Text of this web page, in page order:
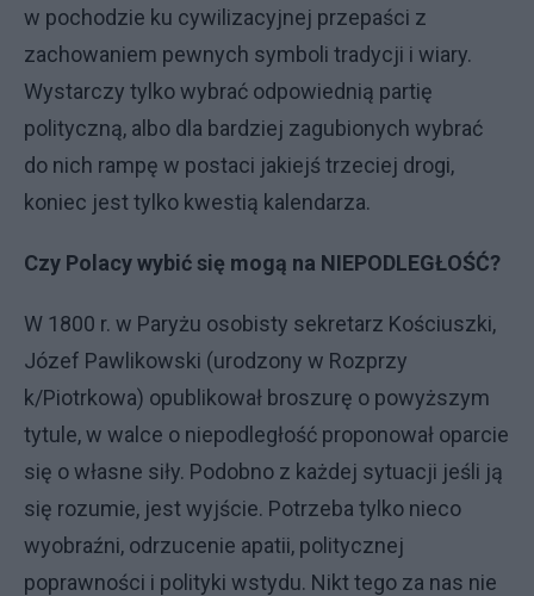
w pochodzie ku cywilizacyjnej przepaści z
zachowaniem pewnych symboli tradycji i wiary.
Wystarczy tylko wybrać odpowiednią partię
polityczną, albo dla bardziej zagubionych wybrać
do nich rampę w postaci jakiejś trzeciej drogi,
koniec jest tylko kwestią kalendarza.
Czy Polacy wybić się mogą na NIEPODLEGŁOŚĆ?
W 1800 r. w Paryżu osobisty sekretarz Kościuszki,
Józef Pawlikowski (urodzony w Rozprzy
k/Piotrkowa) opublikował broszurę o powyższym
tytule, w walce o niepodległość proponował oparcie
się o własne siły. Podobno z każdej sytuacji jeśli ją
się rozumie, jest wyjście. Potrzeba tylko nieco
wyobraźni, odrzucenie apatii, politycznej
poprawności i polityki wstydu. Nikt tego za nas nie